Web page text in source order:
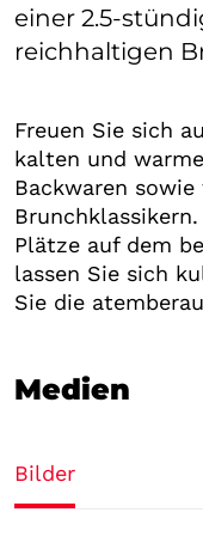
einer 2.5-
reichhaltigen
Freuen Sie sich
kalten und
Backwaren
Plätze auf dem
lassen Sie sich
Sie die
Medien
Bilder